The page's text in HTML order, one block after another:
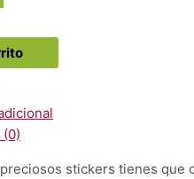
stickers tienes